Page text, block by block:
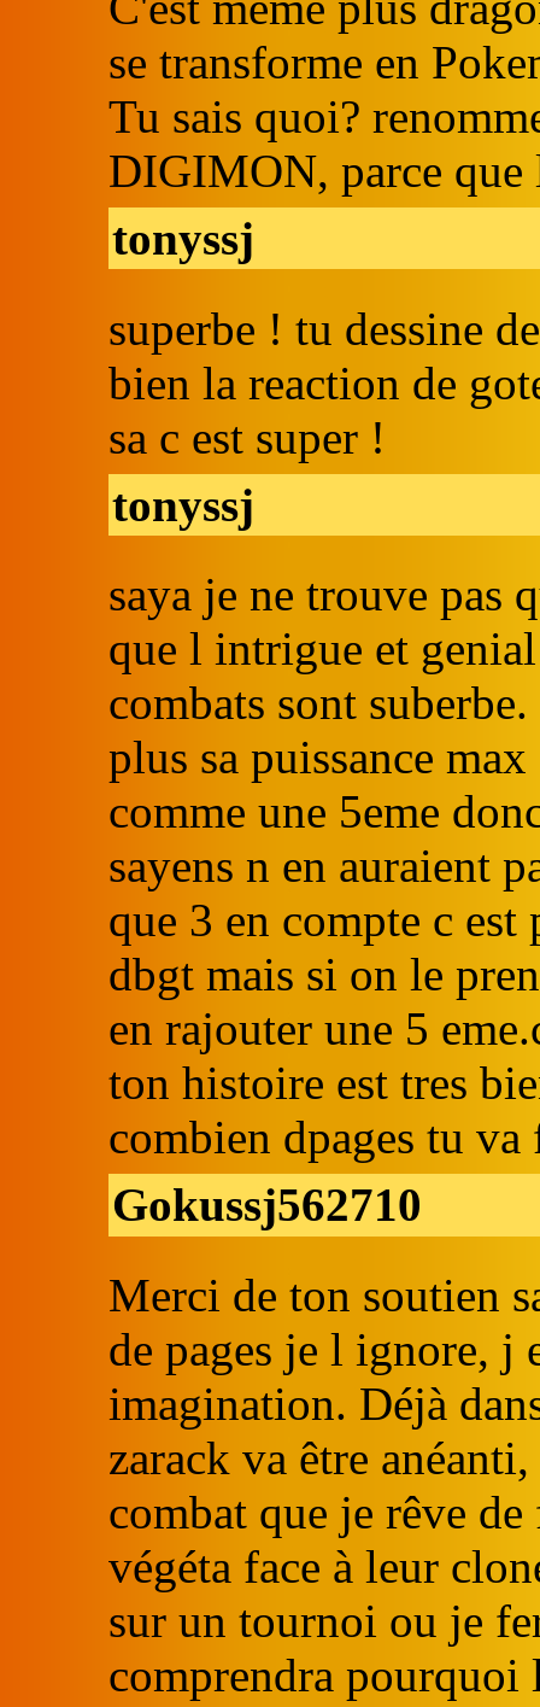
se transforme en
Tu sais quoi?
DIGIMON, parce que
tonyssj
superbe ! tu dessine
bien la reaction de
sa c est super !
tonyssj
saya je ne trouve pas
que l intrigue et
combats sont
plus sa puissance
comme une 5eme
sayens n en auraient
que 3 en compte c est
dbgt mais si on le
en rajouter une 5
ton histoire est tres
combien dpages tu va
Gokussj562710
Merci de ton soutien
de pages je l ignore, j
imagination. Déjà
zarack va être
combat que je rêve
végéta face à leur
sur un tournoi ou je
comprendra pourquoi